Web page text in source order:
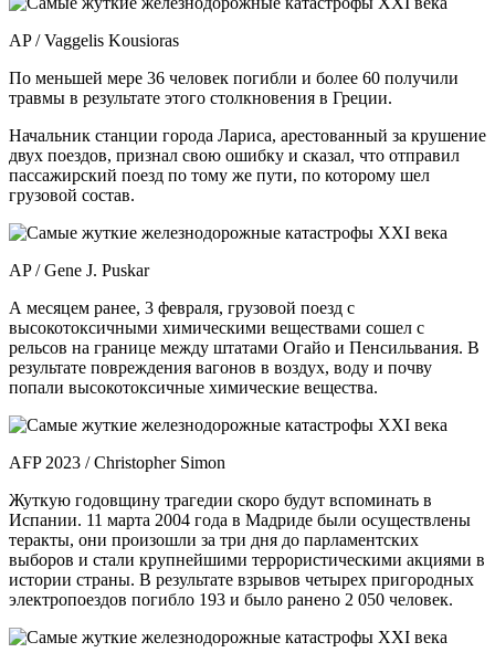
AP / Vaggelis Kousioras
По меньшей мере 36 человек погибли и более 60 получили
травмы в результате этого столкновения в Греции.
Начальник станции города Лариса, арестованный за крушение
двух поездов, признал свою ошибку и сказал, что отправил
пассажирский поезд по тому же пути, по которому шел
грузовой состав.
AP / Gene J. Puskar
А месяцем ранее, 3 февраля, грузовой поезд с
высокотоксичными химическими веществами сошел с
рельсов на границе между штатами Огайо и Пенсильвания. В
результате повреждения вагонов в воздух, воду и почву
попали высокотоксичные химические вещества.
AFP 2023 / Christopher Simon
Жуткую годовщину трагедии скоро будут вспоминать в
Испании. 11 марта 2004 года в Мадриде были осуществлены
теракты, они произошли за три дня до парламентских
выборов и стали крупнейшими террористическими акциями в
истории страны. В результате взрывов четырех пригородных
электропоездов погибло 193 и было ранено 2 050 человек.